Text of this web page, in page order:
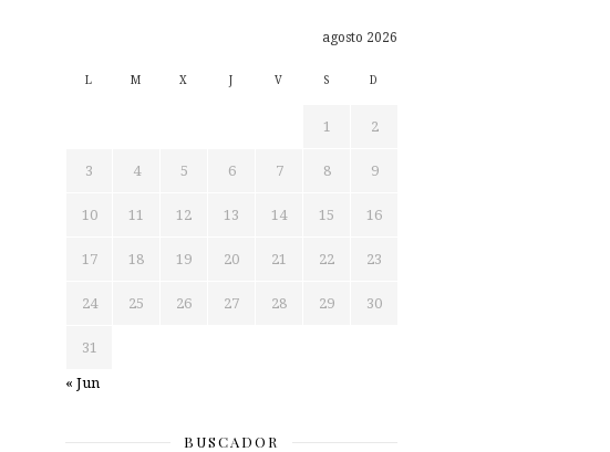
agosto 2026
L M X J V S D
1 2
3 4 5 6 7 8 9
10 11 12 13 14 15 16
17 18 19 20 21 22 23
24 25 26 27 28 29 30
31
« Jun
BUSCADOR